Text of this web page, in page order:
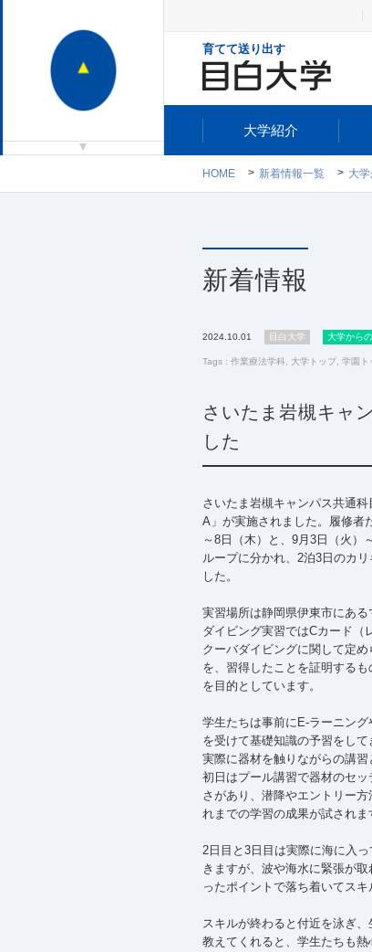
育てて送り出す
大学紹介
HOME 新着情報一覧 大
新着情報
2024.10.01 目白大学 大学から
Tags : 作業療法学科 大学トップ 学園ト
さいたま岩槻キャ
した
さいたま岩槻キャンパス共通
A」が実施されました。履修者
～8日（木）と、9月3日（火）
ループに分かれ、2泊3日のカ
した。
実習場所は静岡県伊東市にある
ダイビング実習ではCカード（
クーバダイビングに関して定
を、習得したことを証明するも
を目的としています。
学生たちは事前にE-ラーニン
を受けて基礎知識の予習をし
実際に器材を触りながらの講習
初日はプール講習で器材のセ
さがあり、潜降やエントリー
れまでの学習の成果が試され
2日目と3日目は実際に海に入
きますが、波や海水に緊張が
ったポイントで落ち着いてス
スキルが終わると付近を泳ぎ
教えてくれると、学生たちも